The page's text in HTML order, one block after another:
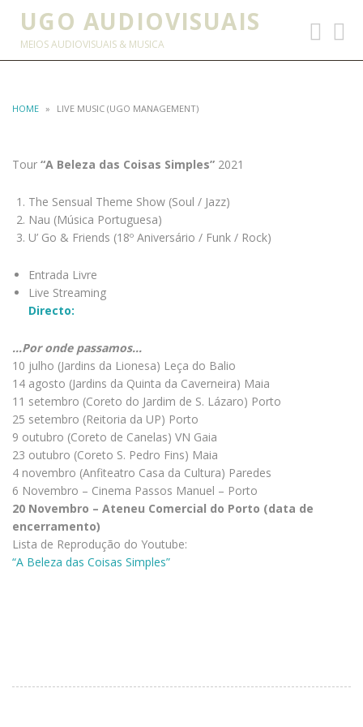
UGO AUDIOVISUAIS
MEIOS AUDIOVISUAIS & MUSICA
Toggle
navigation
HOME » LIVE MUSIC (UGO MANAGEMENT)
Tour “A Beleza das Coisas Simples” 2021
The Sensual Theme Show (Soul / Jazz)
Nau (Música Portuguesa)
U’ Go & Friends (18º Aniversário / Funk / Rock)
Entrada Livre
Live Streaming
Directo:
…Por onde passamos…
10 julho (Jardins da Lionesa) Leça do Balio
14 agosto (Jardins da Quinta da Caverneira) Maia
11 setembro (Coreto do Jardim de S. Lázaro) Porto
25 setembro (Reitoria da UP) Porto
9 outubro (Coreto de Canelas) VN Gaia
23 outubro (Coreto S. Pedro Fins) Maia
4 novembro (Anfiteatro Casa da Cultura) Paredes
6 Novembro – Cinema Passos Manuel – Porto
20 Novembro – Ateneu Comercial do Porto (data de
encerramento)
Lista de Reprodução do Youtube:
“A Beleza das Coisas Simples”